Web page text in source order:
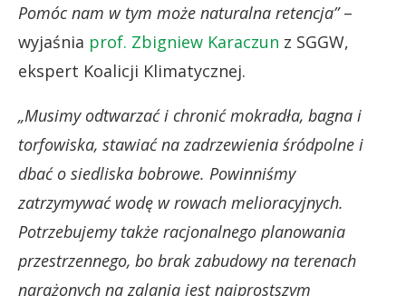
Pomóc nam w tym może naturalna retencja”–
wyjaśnia prof. Zbigniew Karaczun z SGGW,
ekspert Koalicji Klimatycznej.
„Musimy odtwarzać i chronić mokradła, bagna i
torfowiska, stawiać na zadrzewienia śródpolne i
dbać o siedliska bobrowe. Powinniśmy
zatrzymywać wodę w rowach melioracyjnych.
Potrzebujemy także racjonalnego planowania
przestrzennego, bo brak zabudowy na terenach
narażonych na zalania jest najprostszym